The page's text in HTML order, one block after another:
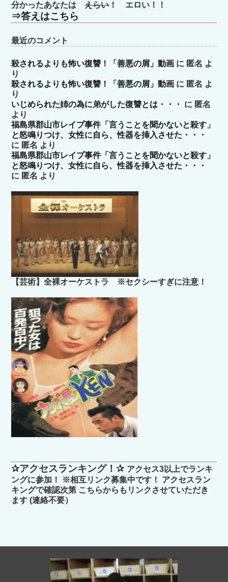
分かったあなたはえらい！ エロい！！
⇒答えはこちら
最近のコメント
殺されるよりも怖い復讐！「善悪の屑」動画 に 匿名 よ
り
殺されるよりも怖い復讐！「善悪の屑」動画 に 匿名 よ
り
いじめられた姉の為に弟がした復讐とは・・・
に 匿名
より
福島県郡山市レイプ事件「言うことを聞かないと殺す」
と怒鳴りつけ、女性に自ら、性器を挿入させた・・・
に 匿名 より
福島県郡山市レイプ事件「言うことを聞かないと殺す」
と怒鳴りつけ、女性に自ら、性器を挿入させた・・・
に 匿名 より
【芸術】全裸オーケストラ ※セクシーすぎに注意！
✰アクセスランキング！✰ アクセス3以上でランキ
ングに参加！ ※相互リンク募集中です！ アクセスラン
キングで確認次第 こちらからもリンクさせていただき
ます (連絡不要）